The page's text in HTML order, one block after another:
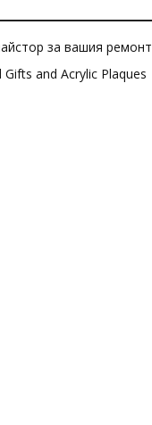
за вашия ремонт
Gifts and Acrylic Plaques